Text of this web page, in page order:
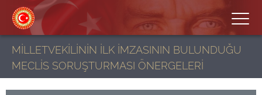
MİLLETVEKİLİNİN İLK İMZASININ BULUNDUĞU
MECLİS SORUŞTURMASI ÖNERGELERİ